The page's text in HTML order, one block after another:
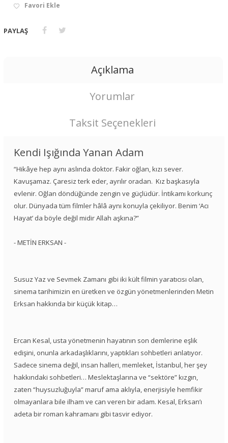
Favori Ekle
PAYLAŞ
Açıklama
Yorumlar
Taksit Seçenekleri
Kendi Işığında Yanan Adam
“Hikâye hep aynı aslında doktor. Fakir oğlan, kızı sever.
Kavuşamaz. Çaresiz terk eder, ayrılır oradan. Kız başkasıyla
evlenir. Oğlan döndüğünde zengin ve güçlüdür. İntikamı korkunç
olur. Dünyada tüm filmler hâlâ aynı konuyla çekiliyor. Benim ‘Acı
Hayat’ da böyle değil midir Allah aşkına?”
- METİN ERKSAN -
Susuz Yaz ve Sevmek Zamanı gibi iki kült filmin yaratıcısı olan,
sinema tarihimizin en üretken ve özgün yönetmenlerinden Metin
Erksan hakkında bir küçük kitap…
Ercan Kesal, usta yönetmenin hayatının son demlerine eşlik
edişini, onunla arkadaşlıklarını, yaptıkları sohbetleri anlatıyor.
Sadece sinema değil, insan halleri, memleket, İstanbul, her şey
hakkındaki sohbetleri… Meslektaşlarına ve “sektöre” kızgın,
zaten “huysuzluğuyla” maruf ama aklıyla, enerjisiyle hemfikir
olmayanlara bile ilham ve can veren bir adam. Kesal, Erksan’ı
adeta bir roman kahramanı gibi tasvir ediyor.